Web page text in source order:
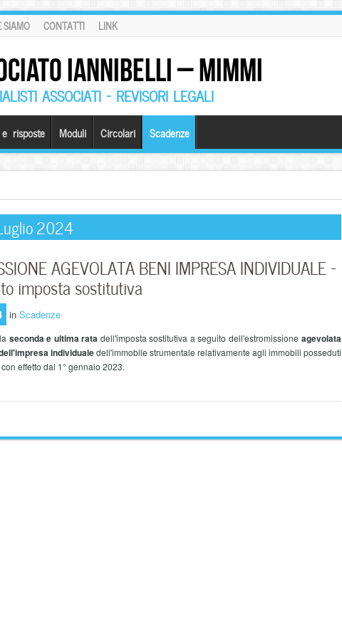
SIAMO CONTATTI LINK
IANNIBELLI – MIMMI
ASSOCIATI – REVISORI LEGALI
risposte Moduli Circolari Scadenze
2024
AGEVOLATA BENI IMPRESA INDIVIDUALE –
imposta sostitutiva
in Scadenze
seconda e ultimarata dell'imposta sostitutiva a seguito dell'estromissione agevolata
individualedell'immobile strumentale relativamente agli immobili posseduti
effetto dal 1° gennaio 2023.